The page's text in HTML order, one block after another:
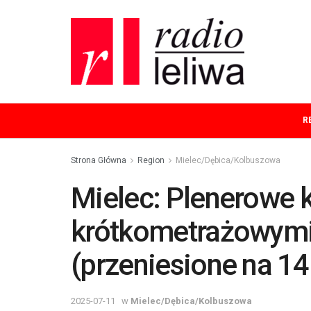
Strona Główna Region Mielec/Dębica/Kolbuszowa
Mielec: Plenerowe
(przeniesione na
2025-07-11 w Mielec/Dębica/Kolbuszowa